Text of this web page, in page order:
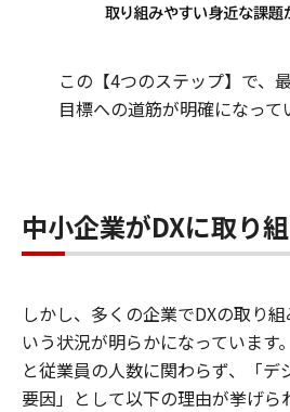
この【4つのステップ】で、
目標への道筋が明確になって
中小企業がDXに取り
しかし、多くの企業でDXの取り
いう状況が明らかになっています
と従業員の人数に関わらず、「デ
要因」として以下の理由が挙げら